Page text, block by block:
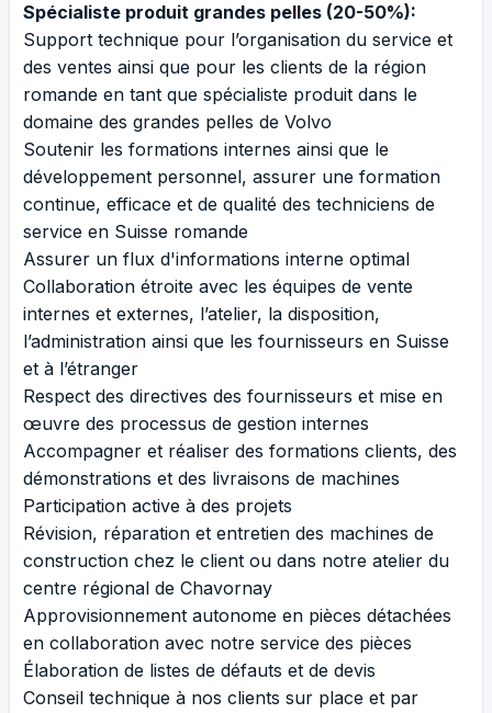
Spécialiste produit grandes pelles (20-50%):
Support technique pour l’organisation du service et
des ventes ainsi que pour les clients de la région
romande en tant que spécialiste produit dans le
domaine des grandes pelles de Volvo
Soutenir les formations internes ainsi que le
développement personnel, assurer une formation
continue, efficace et de qualité des techniciens de
service en Suisse romande
Assurer un flux d'informations interne optimal
Collaboration étroite avec les équipes de vente
internes et externes, l’atelier, la disposition,
l’administration ainsi que les fournisseurs en Suisse
et à l’étranger
Respect des directives des fournisseurs et mise en
œuvre des processus de gestion internes
Accompagner et réaliser des formations clients, des
démonstrations et des livraisons de machines
Participation active à des projets
Révision, réparation et entretien des machines de
construction chez le client ou dans notre atelier du
centre régional de Chavornay
Approvisionnement autonome en pièces détachées
en collaboration avec notre service des pièces
Élaboration de listes de défauts et de devis
Conseil technique à nos clients sur place et par